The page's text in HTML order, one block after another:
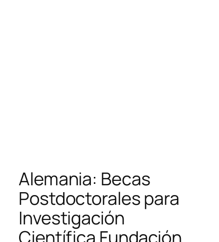
Alemania: Becas
Postdoctorales para
Investigación